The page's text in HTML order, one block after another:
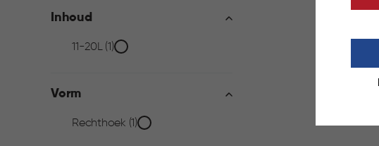
filter
Inhoud
Inhoud
filter
11-20L (1)
Vorm
Vorm
Rechthoek (1)